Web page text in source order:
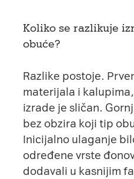
Koliko se razlikuje
obuće?
Razlike postoje.
materijala i
izrade je sličan.
bez obzira koji tip
Inicijalno ulaganje
određene vrste
dodavali u kasnijim